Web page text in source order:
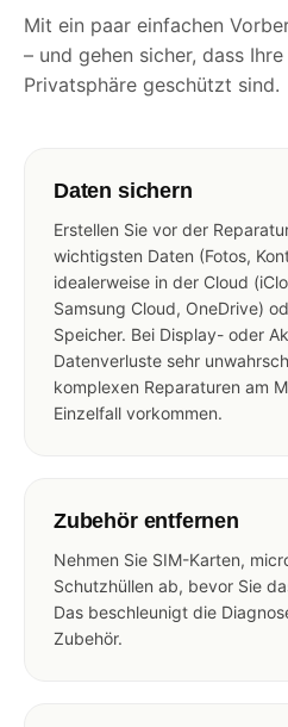
Mit ein paar einfachen
– und gehen sicher, dass
Privatsphäre geschützt sind.
Daten sichern
Erstellen Sie vor der
wichtigsten Daten (Fotos,
idealerweise in der Cloud
Samsung Cloud, OneDrive)
Speicher. Bei Display- oder
Datenverluste sehr
komplexen Reparaturen am
Einzelfall vorkommen.
Zubehör entfernen
Nehmen Sie SIM-Karten,
Schutzhüllen ab, bevor Sie
Das beschleunigt die
Zubehör.